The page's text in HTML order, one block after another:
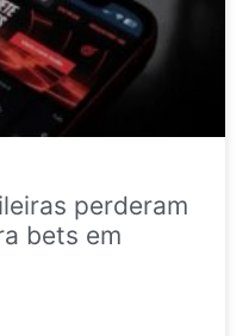
perderam
bets em